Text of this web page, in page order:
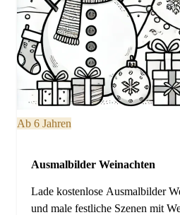
Ab 6 Jahren
Ausmalbilder Weinachten
Lade kostenlose Ausmalbilder
und male festliche Szenen mit